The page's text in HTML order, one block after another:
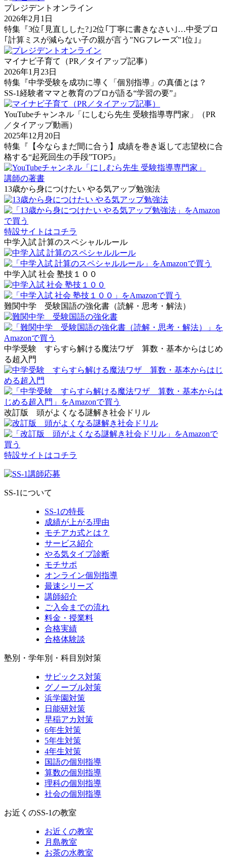
プレジデントオンライン
2026年2月1日
特集『3位｢見直しした?｣2位｢丁寧に書きなさい｣…中受プロ
｢計算ミスが減らない子の親が言う"NGフレーズ"1位｣』
マイナビ子育て（PR／タイアップ記事）
2026年1月23日
特集『中学受験を成功に導く「個別指導」の真価とは？
SS-1経験者ママと教育のプロが語る“学習の要”』
YouTubeチャンネル「にしむら先生 受験指導専門家」（PR
／タイアップ動画）
2025年12月20日
特集『【今ならまだ間に合う】成績を巻き返して志望校に合
格する“起死回生の手段”TOP5』
講師の著書
13歳から身につけたい やる気アップ勉強法
特設サイトはコチラ
中学入試 計算のスペシャルルール
中学入試 社会 塾技１００
難関中学 受験国語の強化書（読解・思考・解法）
中学受験 すらすら解ける魔法ワザ 算数・基本からはじめ
る超入門
改訂版 頭がよくなる謎解き社会ドリル
特設サイトはコチラ
SS-1について
SS-1の特長
成績が上がる理由
モチアカ式とは？
サービス紹介
やる気タイプ診断
モチサポ
オンライン個別指導
最速シリーズ
講師紹介
ご入会までの流れ
料金・授業料
合格実績
合格体験談
塾別・学年別・科目別対策
サピックス対策
グノーブル対策
浜学園対策
日能研対策
早稲アカ対策
6年生対策
5年生対策
4年生対策
国語の個別指導
算数の個別指導
理科の個別指導
社会の個別指導
お近くのSS-1の教室
お近くの教室
月島教室
お茶の水教室